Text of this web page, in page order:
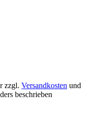
zzgl. Versandkosten und
beschrieben